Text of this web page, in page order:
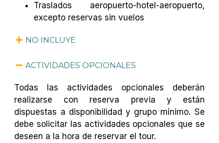
Traslados aeropuerto-hotel-aeropuerto,
excepto reservas sin vuelos
NO INCLUYE
ACTIVIDADES OPCIONALES
Todas las actividades opcionales deberán
realizarse con reserva previa y están
dispuestas a disponibilidad y grupo mínimo. Se
debe solicitar las actividades opcionales que se
deseen a la hora de reservar el tour.